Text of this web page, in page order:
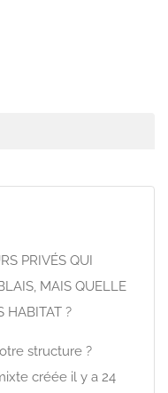
PRIVÉS QUI
MAIS QUELLE
HABITAT ?
structure ?
créée il y a 24